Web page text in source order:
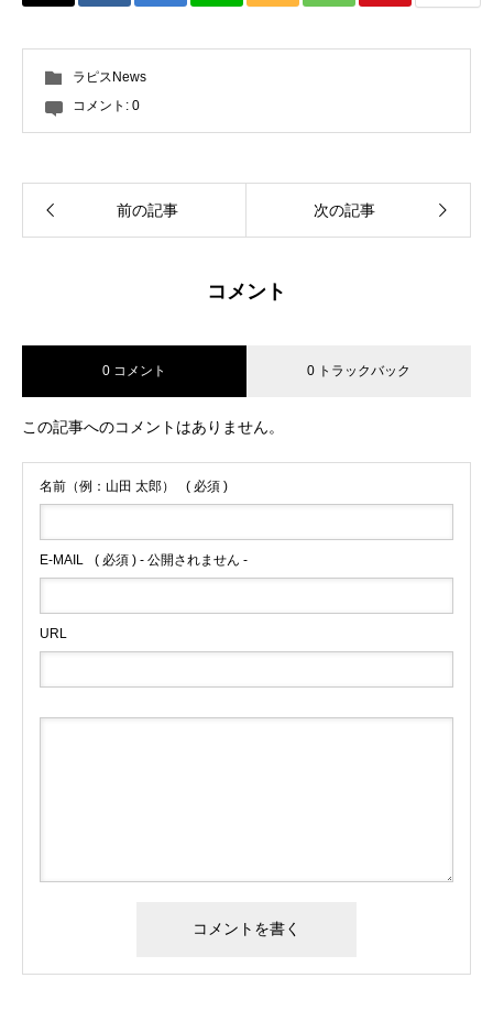
ラピスNews
コメント: 0
前の記事 次の記事
コメント
0 コメント 0 トラックバック
この記事へのコメントはありません。
名前（例：山田 太郎） ( 必須 )
E-MAIL ( 必須 ) - 公開されません -
URL